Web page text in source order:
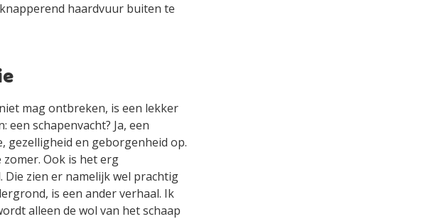
haardvuur buiten te
mag ontbreken, is een lekker
een schapenvacht? Ja, een
gezelligheid en geborgenheid op.
Ook is het erg
zien er namelijk wel prachtig
is een ander verhaal. Ik
alleen de wol van het schaap